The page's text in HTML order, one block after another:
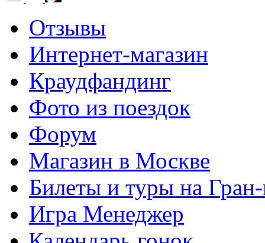
Отзывы
Интернет-магазин
Краудфандинг
Фото из поездок
Форум
Магазин в Москве
Билеты и туры на
Игра Менеджер